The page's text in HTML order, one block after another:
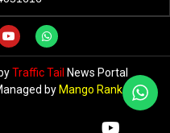
Traffic Tail News Portal
by Mango Rank